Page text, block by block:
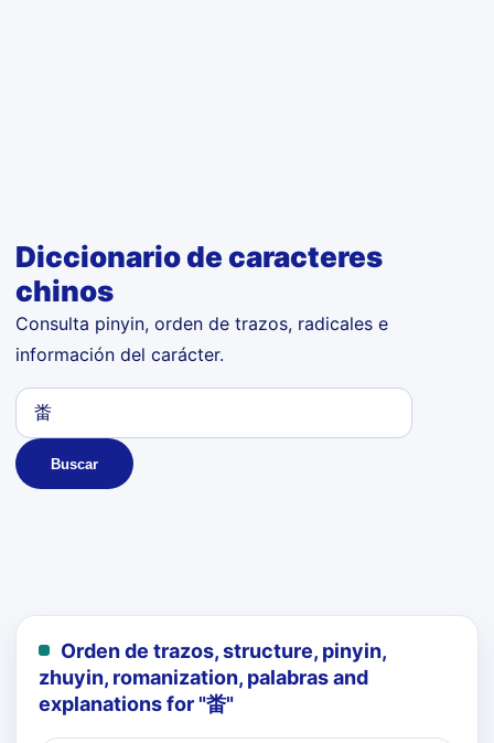
Diccionario de caracteres
chinos
Consulta pinyin, orden de trazos, radicales e
información del carácter.
Buscar
Orden de trazos, structure, pinyin,
zhuyin, romanization, palabras and
explanations for "畨"